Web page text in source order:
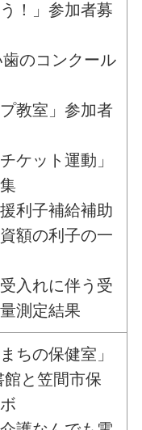
！」参加者募
歯のコンクール
教室」参加者
ケット運動」
利子補給補助
額の利子の一
入れに伴う受
測定結果
ちの保健室」
と笠間市保